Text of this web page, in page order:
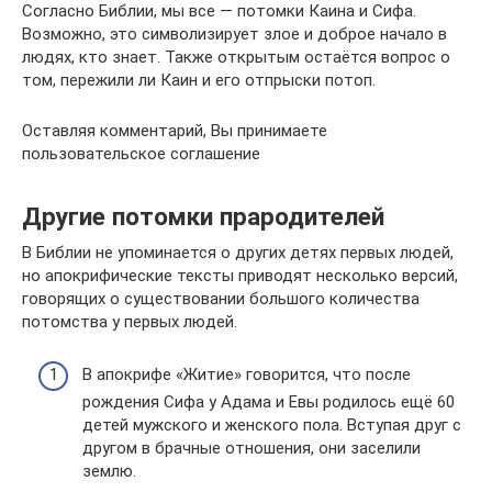
Согласно Библии, мы все — потомки Каина и Сифа.
Возможно, это символизирует злое и доброе начало в
людях, кто знает. Также открытым остаётся вопрос о
том, пережили ли Каин и его отпрыски потоп.
Оставляя комментарий, Вы принимаете
пользовательское соглашение
Другие потомки прародителей
В Библии не упоминается о других детях первых людей,
но апокрифические тексты приводят несколько версий,
говорящих о существовании большого количества
потомства у первых людей.
В апокрифе «Житие» говорится, что после
рождения Сифа у Адама и Евы родилось ещё 60
детей мужского и женского пола. Вступая друг с
другом в брачные отношения, они заселили
землю.